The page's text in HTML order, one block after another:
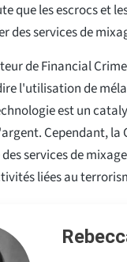
que les escrocs et
des services de
de Financial
l'utilisation de
est un
Cependant,
services de
liées au